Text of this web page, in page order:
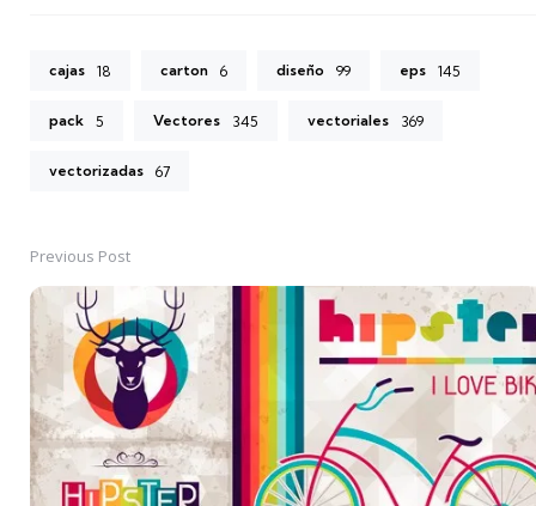
cajas 18 carton 6 diseño 99 eps 145
pack 5 Vectores 345 vectoriales 369
vectorizadas 67
Post
navigation
Previous Post